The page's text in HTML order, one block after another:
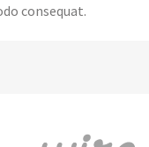
consequat.